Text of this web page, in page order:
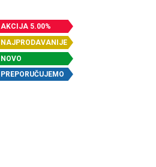
AKCIJA 5.00%
NAJPRODAVANIJE
NOVO
PREPORUČUJEMO